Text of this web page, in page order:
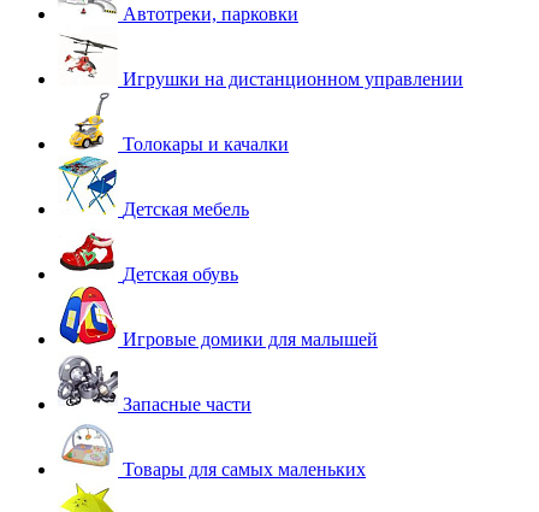
Автотреки, парковки
Игрушки на дистанционном управлении
Толокары и качалки
Детская мебель
Детская обувь
Игровые домики для малышей
Запасные части
Товары для самых маленьких